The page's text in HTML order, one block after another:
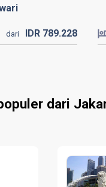
dari IDR 789.228
dari